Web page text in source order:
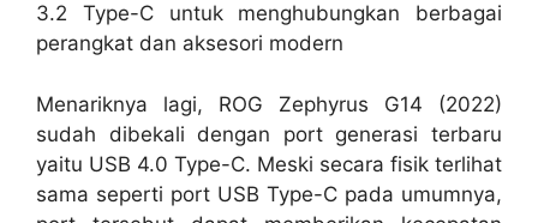
3.2 Type-C untuk menghubungkan berbagai
perangkat dan aksesori modern
Menariknya lagi, ROG Zephyrus G14 (2022)
sudah dibekali dengan port generasi terbaru
yaitu USB 4.0 Type-C. Meski secara fisik terlihat
sama seperti port USB Type-C pada umumnya,